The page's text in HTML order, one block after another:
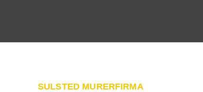
SULSTED MURERFIRMA